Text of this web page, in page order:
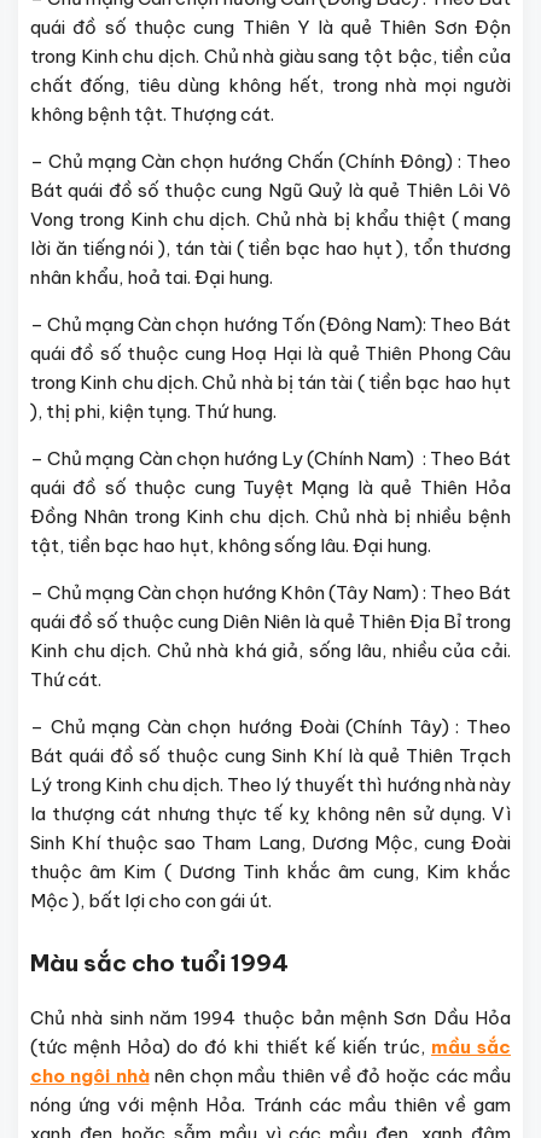
quái đồ số thuộc cung Thiên Y là quẻ Thiên Sơn Độn
trong Kinh chu dịch. Chủ nhà giàu sang tột bậc, tiền của
chất đống, tiêu dùng không hết, trong nhà mọi người
không bệnh tật. Thượng cát.
– Chủ mạng Càn chọn hướng Chấn (Chính Đông) : Theo
Bát quái đồ số thuộc cung Ngũ Quỷ là quẻ Thiên Lôi Vô
Vong trong Kinh chu dịch. Chủ nhà bị khẩu thiệt ( mang
lời ăn tiếng nói ), tán tài ( tiền bạc hao hụt ), tổn thương
nhân khẩu, hoả tai. Đại hung.
– Chủ mạng Càn chọn hướng Tốn (Đông Nam): Theo Bát
quái đồ số thuộc cung Hoạ Hại là quẻ Thiên Phong Câu
trong Kinh chu dịch. Chủ nhà bị tán tài ( tiền bạc hao hụt
), thị phi, kiện tụng. Thứ hung.
– Chủ mạng Càn chọn hướng Ly (Chính Nam) : Theo Bát
quái đồ số thuộc cung Tuyệt Mạng là quẻ Thiên Hỏa
Đồng Nhân trong Kinh chu dịch. Chủ nhà bị nhiều bệnh
tật, tiền bạc hao hụt, không sống lâu. Đại hung.
– Chủ mạng Càn chọn hướng Khôn (Tây Nam) : Theo Bát
quái đồ số thuộc cung Diên Niên là quẻ Thiên Địa Bỉ trong
Kinh chu dịch. Chủ nhà khá giả, sống lâu, nhiều của cải.
Thứ cát.
– Chủ mạng Càn chọn hướng Đoài (Chính Tây) : Theo
Bát quái đồ số thuộc cung Sinh Khí là quẻ Thiên Trạch
Lý trong Kinh chu dịch. Theo lý thuyết thì hướng nhà này
la thượng cát nhưng thực tế kỵ không nên sử dụng. Vì
Sinh Khí thuộc sao Tham Lang, Dương Mộc, cung Đoài
thuộc âm Kim ( Dương Tinh khắc âm cung, Kim khắc
Mộc ), bất lợi cho con gái út.
Màu sắc cho tuổi 1994
Chủ nhà sinh năm 1994 thuộc bản mệnh Sơn Dầu Hỏa
(tức mệnh Hỏa) do đó khi thiết kế kiến trúc, mầu sắc
cho ngôi nhànên chọn mầu thiên về đỏ hoặc các mầu
nóng ứng với mệnh Hỏa. Tránh các mầu thiên về gam